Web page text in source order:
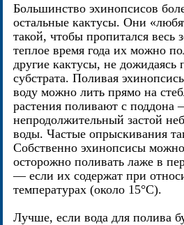
Большинство эхинопсисов
остальные кактусы. Они
такой, чтобы пропитался весь
теплое время года их можно
другие кактусы, не дожидаясь
субстрата. Поливая
воду можно лить прямо на
растения поливают с поддона
непродолжительный застой
воды. Частые опрыскивания
Собственно эхинопсисы
осторожно поливать лаже в
— если их содержат при
температурах (около 15°C).
Лучше, если вода для полива